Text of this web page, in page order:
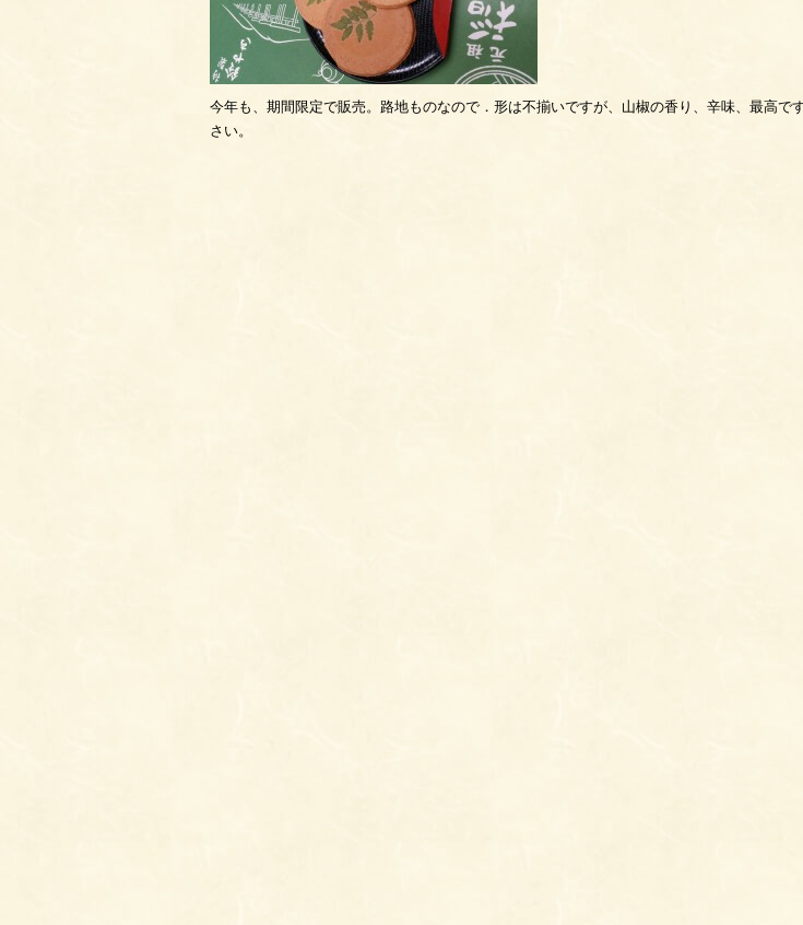
今年も、期間限定で販売。路地ものなので．形は不揃いですが、山椒の香り、辛味、最高
さい。